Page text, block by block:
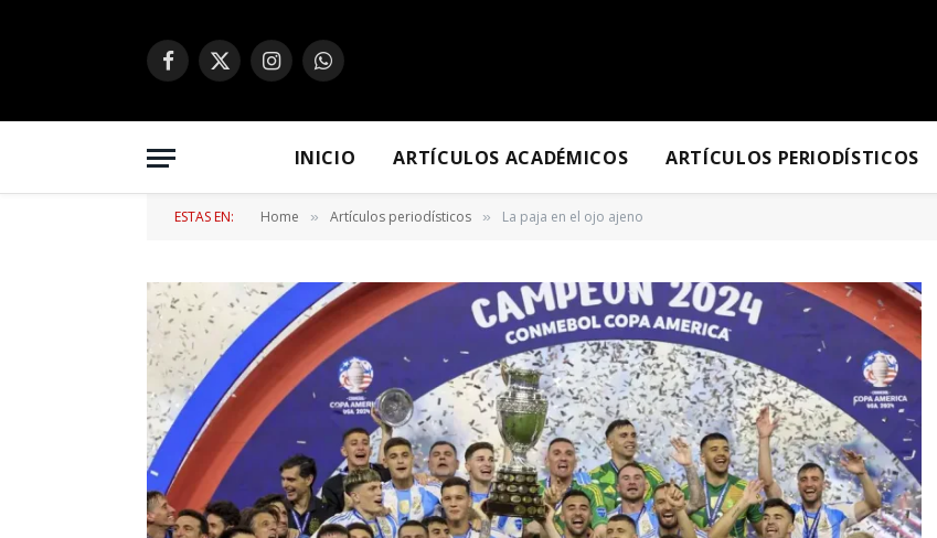
Facebook
X
InstagramWhatsApp
INICIO ARTÍCULOS ACADÉMICOS ARTÍCULOS PERIODÍSTICOS
ESTAS EN: Home » Artículos periodísticos » La paja en el ojo ajeno